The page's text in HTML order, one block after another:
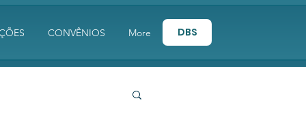
CONVÊNIOS More DBS